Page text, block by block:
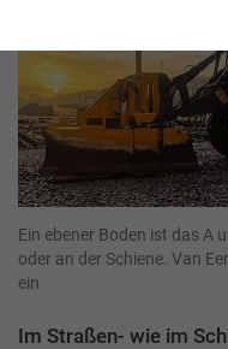
Ein ebener Boden ist das A
oder an der Schiene. Van
ein
Im Straßen- wie im